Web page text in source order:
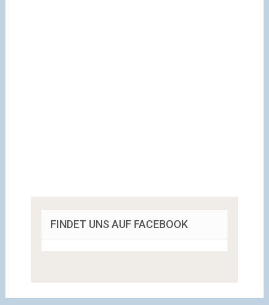
FINDET UNS AUF FACEBOOK